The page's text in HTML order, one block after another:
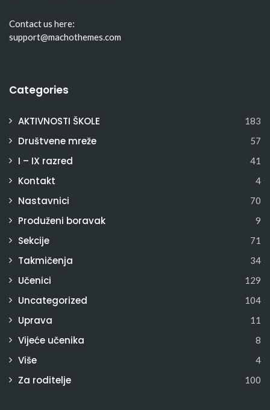
Contact us here:
support@machothemes.com
Categories
AKTIVNOSTI ŠKOLE 183
Društvene mreže 57
I – IX razred 41
Kontakt 4
Nastavnici 70
Produženi boravak 9
Sekcije 71
Takmičenja 34
Učenici 129
Uncategorized 104
Uprava 11
Vijeće učenika 8
Više 4
Za roditelje 100